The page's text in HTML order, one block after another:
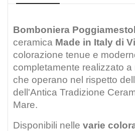
Bomboniera
ceramica Made in Italy di
colorazione tenue e
completamente realizzato a
che operano nel rispetto
dell'Antica Tradizione
Mare.
Disponibili nelle varie